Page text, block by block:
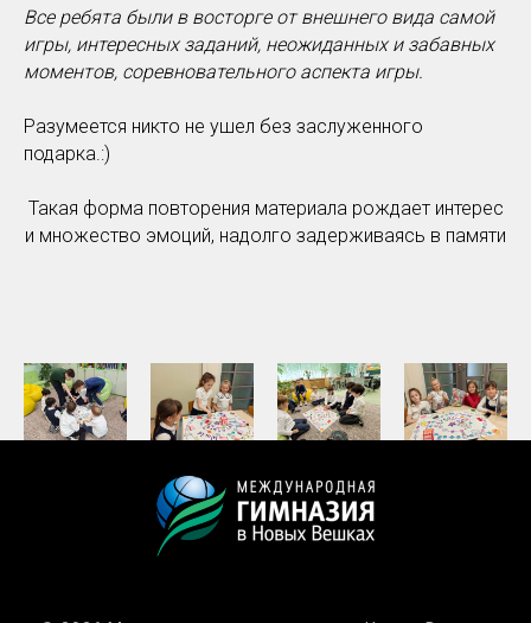
Все ребята были в восторге от внешнего вида самой
игры, интересных заданий, неожиданных и забавных
моментов, соревновательного аспекта игры.
Разумеется никто не ушел без заслуженного
подарка.:)
Такая форма повторения материала рождает интерес
и множество эмоций, надолго задерживаясь в памяти